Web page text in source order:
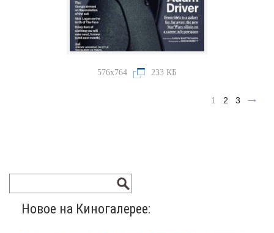
576x764 233 КБ
1 2 3
Новое на Киногалерее: